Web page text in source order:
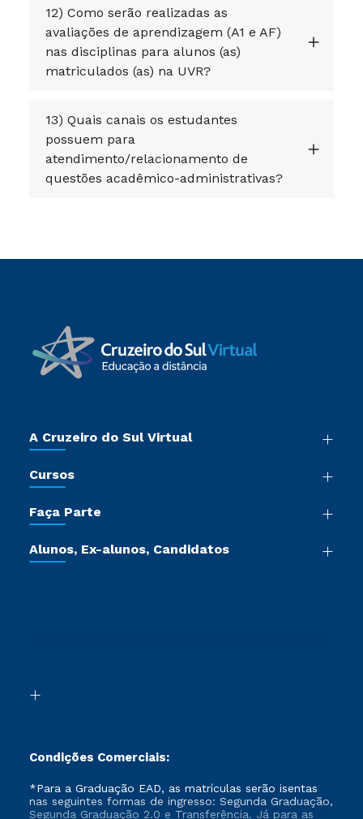
12) Como serão realizadas as
avaliações de aprendizagem (A1 e AF)
nas disciplinas para alunos (as)
matriculados (as) na UVR?
13) Quais canais os estudantes
possuem para
atendimento/relacionamento de
questões acadêmico-administrativas?
A Cruzeiro do Sul Virtual
Sala de Imprensa
Certificadoras
Jornada do Aluno
Cursos
Pós-graduação
Cursos Livres
Faça Parte
Vestibular Redação
Formação Pedagógica - R2
Alunos, Ex-alunos, Candidatos
Condições Comerciais:
*Para a Graduação EAD, as matrículas serão isentas
nas seguintes formas de ingresso: Segunda Graduação,
Segunda Graduação 2.0 e Transferência. Já para as